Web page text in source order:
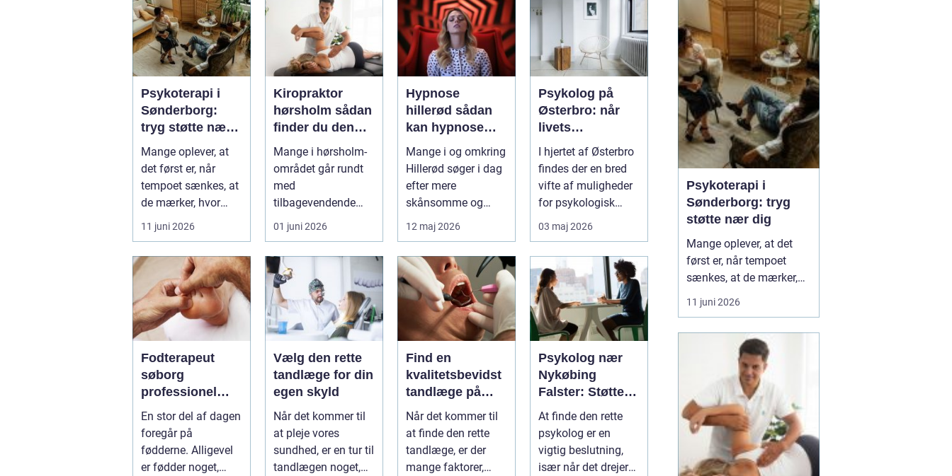
Psykoterapi i
Sønderborg:
tryg støtte nær
dig
Mange oplever, at
det først er, når
tempoet sænkes, at
de mærker, hvor
pres...
11 juni 2026
Kiropraktor
hørsholm sådan
finder du den
rette behandling
i nordsjælland
Mange i hørsholm-
området går rundt
med
tilbagevendende
smerter i ryg, nakke
eller hoved uden at
få d...
01 juni 2026
Hypnose
hillerød sådan
kan hypnose
hjælpe i
hverdagen
Mange i og omkring
Hillerød søger i dag
efter mere
skånsomme og
målrettede måder at
få det bedre på....
12 maj 2026
Psykolog på
Østerbro: når
livets
udfordringer
kræver
professionel
støtte
I hjertet af Østerbro
findes der en bred
vifte af muligheder
for psykologisk
støtte, o...
03 maj 2026
Fodterapeut
søborg
professionel
hjælp til sunde
fødder i
hverdagen
En stor del af dagen
foregår på
fødderne. Alligevel
er fødder noget,
Vælg den rette
tandlæge for din
egen skyld
Når det kommer til
at pleje vores
sundhed, er en tur til
tandlægen noget,
Find en
kvalitetsbevidst
tandlæge på
Vesterbro
Når det kommer til
at finde den rette
tandlæge, er der
mange faktorer,
Psykolog nær
Nykøbing
Falster: Støtte til
børn og unge
At finde den rette
psykolog er en
vigtig beslutning,
især når det drejer
grænseoverskridende
hændelser. Andre
mærker mest en stille
indre utilfredshed og
tankemylder, der aldrig
holde...
Psykoterapi i
Sønderborg: tryg
støtte nær dig
Mange oplever, at det
først er, når tempoet
sænkes, at de mærker,
hvor pressede de faktisk
er. Hverdagen kører
familie og praktiske
opgaver, og langsomt
forsvinder kontakten til
egen krop og behov....
11 juni 2026